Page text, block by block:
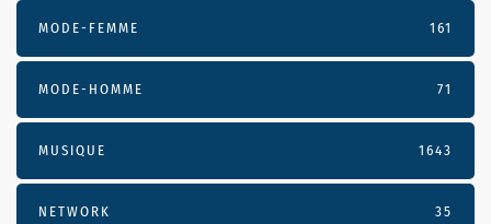
MODE-FEMME 161
MODE-HOMME 71
MUSIQUE 1643
NETWORK 35